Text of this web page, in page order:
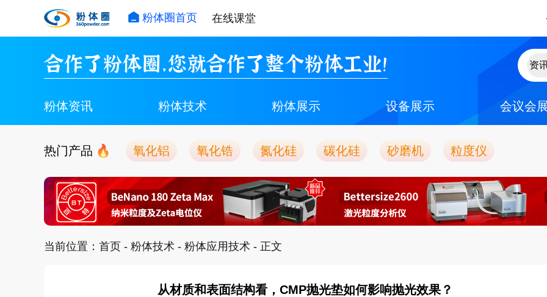
粉体圈首页 在线课堂
合作了粉体圈，您就合作了整个粉体工业！
粉体资讯 粉体技术 粉体展示 设备展示 会议会
热门产品 氧化铝 氧化锆 氮化硅 碳化硅 砂磨机 粒度仪
当前位置： 首页 - 粉体技术 - 粉体应用技术 - 正文
从材质和表面结构看，CMP抛光垫如何影响抛光效果？